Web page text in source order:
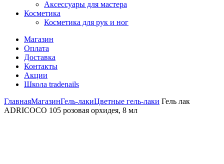
Аксессуары для мастера
Косметика
Косметика для рук и ног
Магазин
Оплата
Доставка
Контакты
Акции
Школа tradenails
ГлавнаяМагазинГель-лакиЦветные гель-лаки Гель лак
ADRICOCO 105 розовая орхидея, 8 мл